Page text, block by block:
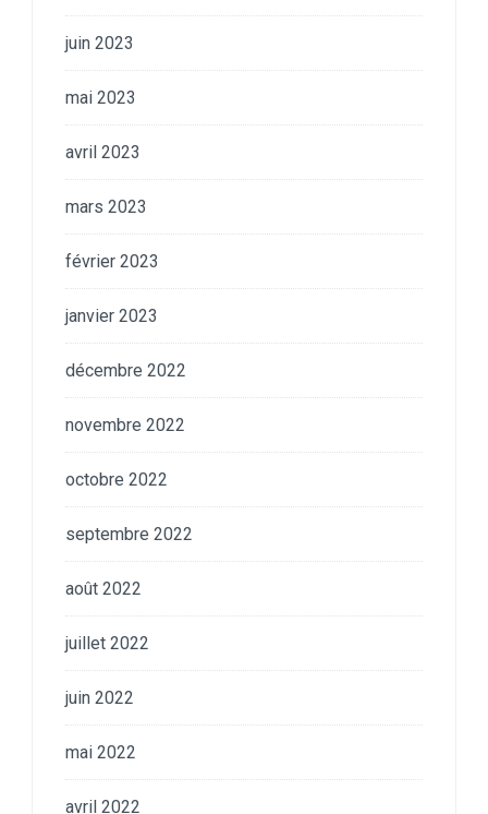
juin 2023
mai 2023
avril 2023
mars 2023
février 2023
janvier 2023
décembre 2022
novembre 2022
octobre 2022
septembre 2022
août 2022
juillet 2022
juin 2022
mai 2022
avril 2022